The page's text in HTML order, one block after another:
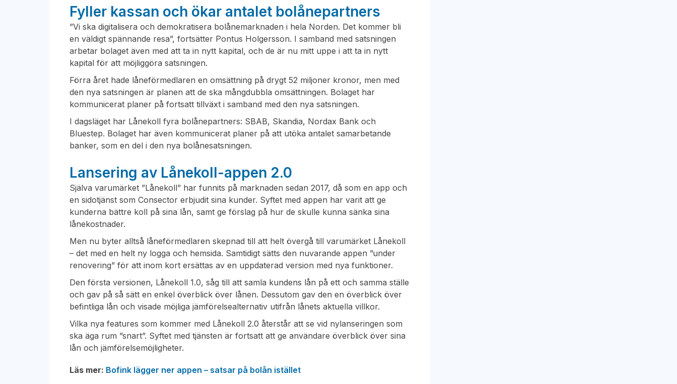
Fyller kassan och ökar antalet bolånepartners
”Vi ska digitalisera och demokratisera bolånemarknaden i hela Norden. Det kommer bli
en väldigt spännande resa”, fortsätter Pontus Holgersson. I samband med satsningen
arbetar bolaget även med att ta in nytt kapital, och de är nu mitt uppe i att ta in nytt
kapital för att möjliggöra satsningen.
Förra året hade låneförmedlaren en omsättning på drygt 52 miljoner kronor, men med
den nya satsningen är planen att de ska mångdubbla omsättningen. Bolaget har
kommunicerat planer på fortsatt tillväxt i samband med den nya satsningen.
I dagsläget har Lånekoll fyra bolånepartners: SBAB, Skandia, Nordax Bank och
Bluestep. Bolaget har även kommunicerat planer på att utöka antalet samarbetande
banker, som en del i den nya bolånesatsningen.
Lansering av Lånekoll-appen 2.0
Själva varumärket ”Lånekoll” har funnits på marknaden sedan 2017, då som en app och
en sidotjänst som Consector erbjudit sina kunder. Syftet med appen har varit att ge
kunderna bättre koll på sina lån, samt ge förslag på hur de skulle kunna sänka sina
lånekostnader.
Men nu byter alltså låneförmedlaren skepnad till att helt övergå till varumärket Lånekoll
– det med en helt ny logga och hemsida. Samtidigt sätts den nuvarande appen ”under
renovering” för att inom kort ersättas av en uppdaterad version med nya funktioner.
Den första versionen, Lånekoll 1.0, såg till att samla kundens lån på ett och samma ställe
och gav på så sätt en enkel överblick över lånen. Dessutom gav den en överblick över
befintliga lån och visade möjliga jämförelsealternativ utifrån lånets aktuella villkor.
Vilka nya features som kommer med Lånekoll 2.0 återstår att se vid nylanseringen som
ska äga rum ”snart”. Syftet med tjänsten är fortsatt att ge användare överblick över sina
lån och jämförelsemöjligheter.
Läs mer: Bofink lägger ner appen – satsar på bolån istället